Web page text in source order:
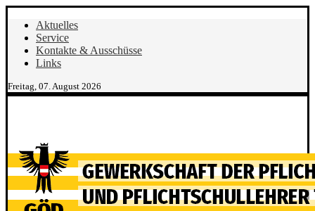
Aktuelles
Service
Kontakte & Ausschüsse
Links
Freitag, 07. August 2026